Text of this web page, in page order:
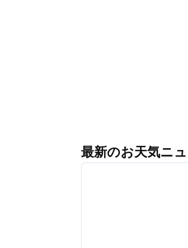
最新のお天気ニ